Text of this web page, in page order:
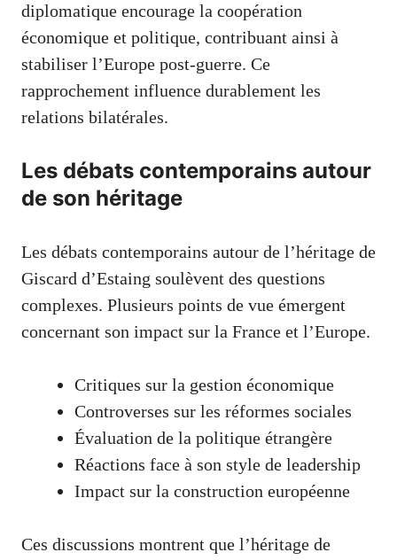
diplomatique encourage la coopération
économique et politique, contribuant ainsi à
stabiliser l’Europe post-guerre. Ce
rapprochement influence durablement les
relations bilatérales.
Les débats contemporains autour
de son héritage
Les débats contemporains autour de l’héritage de
Giscard d’Estaing soulèvent des questions
complexes. Plusieurs points de vue émergent
concernant son impact sur la France et l’Europe.
Critiques sur la gestion économique
Controverses sur les réformes sociales
Évaluation de la politique étrangère
Réactions face à son style de leadership
Impact sur la construction européenne
Ces discussions montrent que l’héritage de